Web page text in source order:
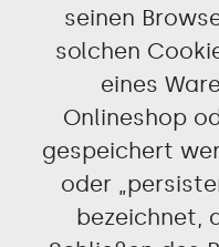
seinen
solchen
eines
Onlineshop
gespeichert
oder
bezeichnet,